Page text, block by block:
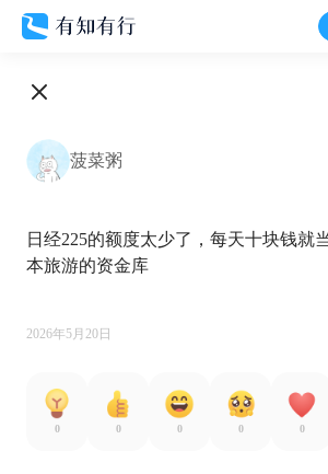
有行
菠菜粥
日经225的额度太少了，每天十块钱就
本旅游的资金库
2026年5月20日
0 0 0 0 0